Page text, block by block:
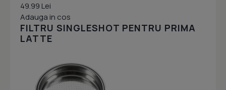
49.99 Lei
Adauga in cos
FILTRU SINGLESHOT PENTRU PRIMA
LATTE